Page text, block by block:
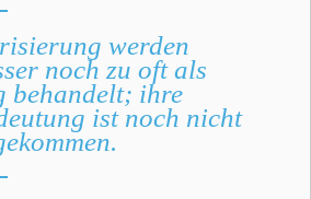
werden
noch zu oft als
behandelt; ihre
ist noch nicht